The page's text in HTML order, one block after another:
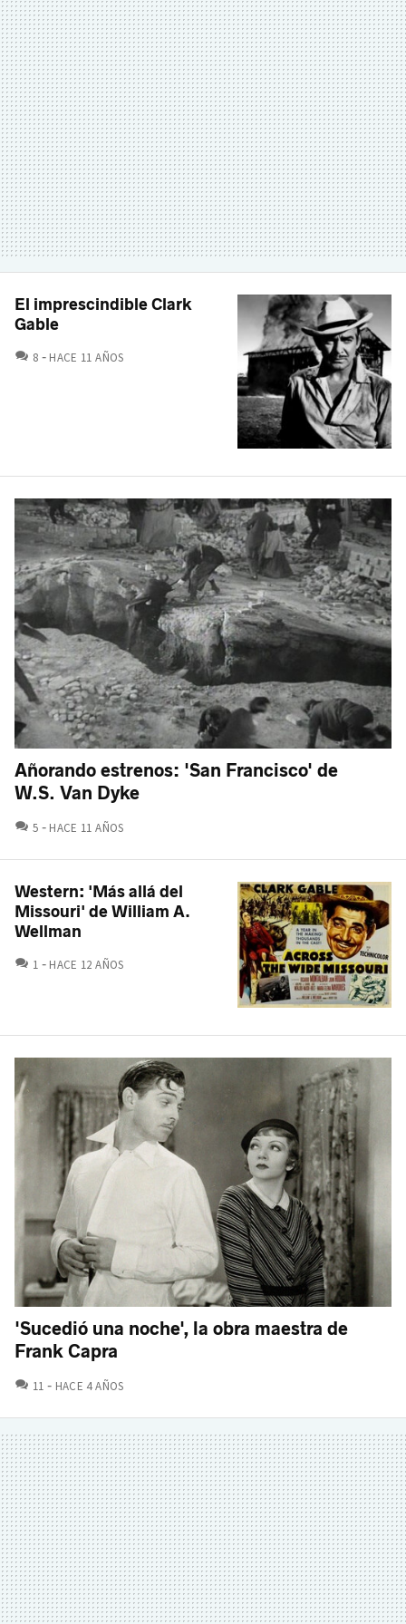
El imprescindible Clark
Gable
8 COMENTARIOS
HACE 11 AÑOS
Añorando estrenos: 'San Francisco' de
W.S. Van Dyke
5 COMENTARIOS
HACE 11 AÑOS
Western: 'Más allá del
Missouri' de William A.
Wellman
1 COMENTARIOS
HACE 12 AÑOS
'Sucedió una noche', la obra maestra de
Frank Capra
11 COMENTARIOS
HACE 4 AÑOS